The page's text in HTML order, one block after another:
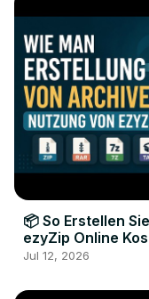
📦 So Erstellen
ezyZip Online
Jul 12, 2026